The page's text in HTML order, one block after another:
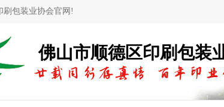
刷包装业协会官网!
佛山市顺德区印刷包装